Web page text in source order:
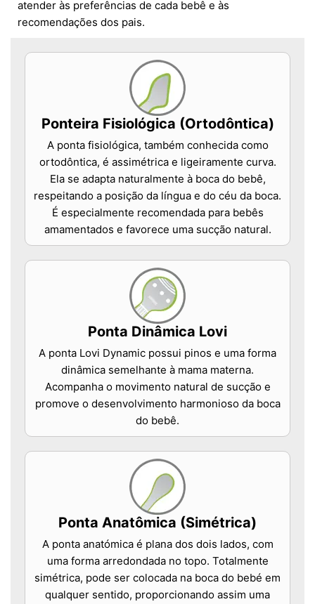
atender às preferências de cada bebê e às
recomendações dos pais.
Ponteira Fisiológica (Ortodôntica)
A ponta fisiológica, também conhecida como
ortodôntica, é assimétrica e ligeiramente curva.
Ela se adapta naturalmente à boca do bebê,
respeitando a posição da língua e do céu da boca.
É especialmente recomendada para bebês
amamentados e favorece uma sucção natural.
Ponta Dinâmica Lovi
A ponta Lovi Dynamic possui pinos e uma forma
dinâmica semelhante à mama materna.
Acompanha o movimento natural de sucção e
promove o desenvolvimento harmonioso da boca
do bebê.
Ponta Anatômica (Simétrica)
A ponta anatómica é plana dos dois lados, com
uma forma arredondada no topo. Totalmente
simétrica, pode ser colocada na boca do bebé em
qualquer sentido, proporcionando assim uma